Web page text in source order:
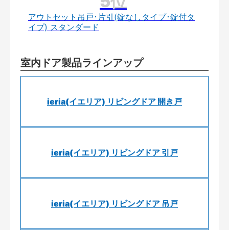
アウトセット吊戸･片引(錠なしタイプ･錠付タ
イプ) スタンダード
室内ドア製品ラインアップ
ieria(イエリア) リビングドア 開き戸
ieria(イエリア) リビングドア 引戸
ieria(イエリア) リビングドア 吊戸